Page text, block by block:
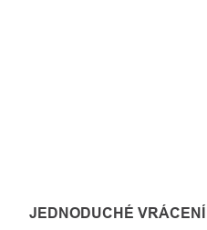
JEDNODUCHÉ